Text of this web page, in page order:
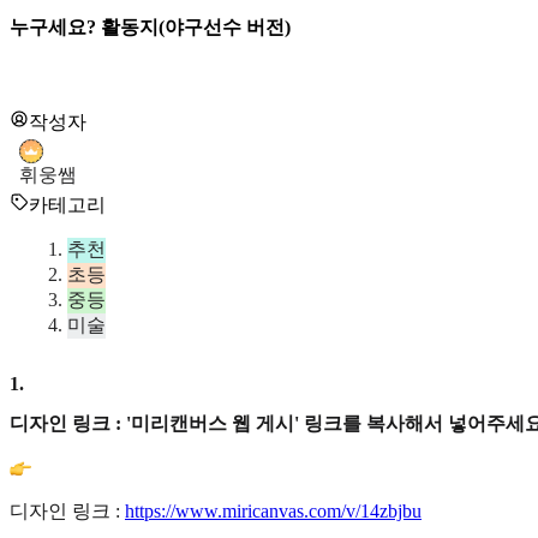
누구세요? 활동지(야구선수 버전)
작성자
휘웅쌤
카테고리
추천
초등
중등
미술
1.
디자인 링크 : '미리캔버스 웹 게시' 링크를 복사해서 넣어주세
디자인 링크 : https://www.miricanvas.com/v/14zbjbu